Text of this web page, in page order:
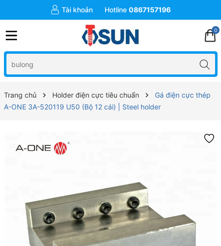
Tài khoản Hotline 0867157196
0
Trang chủ Holder điện cực tiêu chuẩn
Gá điện cực thép
A-ONE 3A-520119 U50 (Bộ 12 cái) | Steel holder